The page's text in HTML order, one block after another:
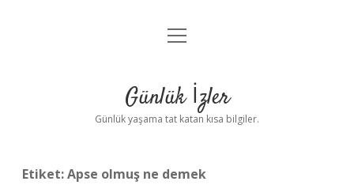
Anasayfa
Yasal Uyarı
menüyü
Günlük İzler
Günlük yaşama tat katan kısa bilgiler.
Etiket:Apse olmuş ne demek